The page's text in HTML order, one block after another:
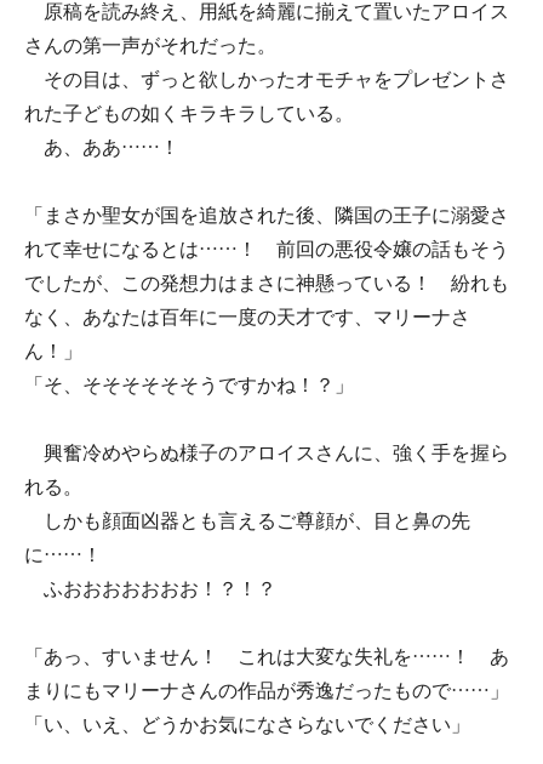
原稿を読み終え、用紙を綺麗に揃えて置いたアロイス
さんの第一声がそれだった。
その目は、ずっと欲しかったオモチャをプレゼントさ
れた子どもの如くキラキラしている。
あ、ああ……！
「まさか聖女が国を追放された後、隣国の王子に溺愛さ
れて幸せになるとは……！ 前回の悪役令嬢の話もそう
でしたが、この発想力はまさに神懸っている！ 紛れも
なく、あなたは百年に一度の天才です、マリーナさ
ん！」
「そ、そそそそそそうですかね！？」
興奮冷めやらぬ様子のアロイスさんに、強く手を握ら
れる。
しかも顔面凶器とも言えるご尊顔が、目と鼻の先
に……！
ふおおおおおおお！？！？
「あっ、すいません！ これは大変な失礼を……！ あ
まりにもマリーナさんの作品が秀逸だったもので……」
「い、いえ、どうかお気になさらないでください」